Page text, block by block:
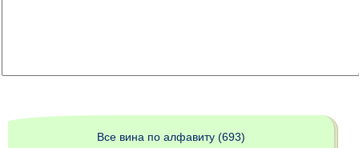
Все вина по алфавиту (693)